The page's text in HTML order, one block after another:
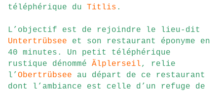
téléphérique du Titlis .
L’objectif est de rejoindre le lieu-dit
Untertrübsee et son restaurant éponyme en
40 minutes. Un petit téléphérique
rustique dénommé Älplerseil, relie
l’ Obertrübsee au départ de ce restaurant
dont l’ambiance est celle d’un refuge de